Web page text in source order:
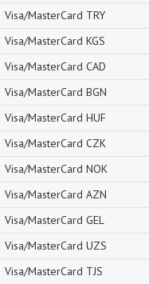
Visa/MasterCard TRY
Visa/MasterCard KGS
Visa/MasterCard CAD
Visa/MasterCard BGN
Visa/MasterCard HUF
Visa/MasterCard CZK
Visa/MasterCard NOK
Visa/MasterCard AZN
Visa/MasterCard GEL
Visa/MasterCard UZS
Visa/MasterCard TJS